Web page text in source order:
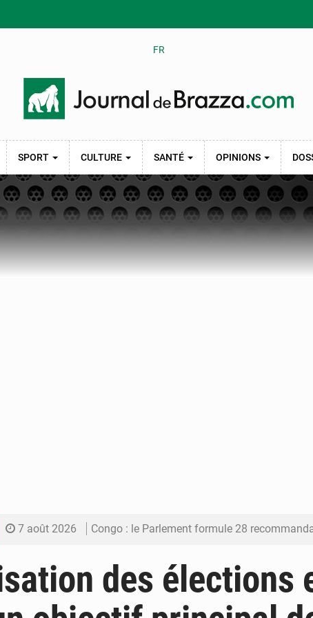
FR
SPORT CULTURE SANTÉ OPINIONS
7 août 2026 Congo : le Parlement formule 28 recommandations sur le
7 août 2026 Congo : la Grande foire agricole pour renforcer la
des élections